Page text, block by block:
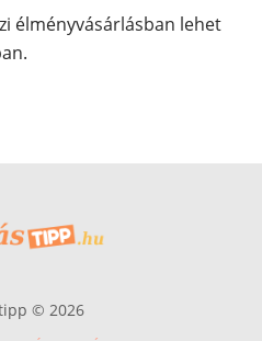
élményvásárlásban lehet
© 2026